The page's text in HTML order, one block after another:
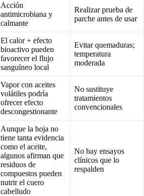
Acción
antimicrobiana y
calmante
Realizar prueba de
parche antes de usar
El calor + efecto
bioactivo pueden
favorecer el flujo
sanguíneo local
Evitar quemaduras;
temperatura
moderada
Vapor con aceites
volátiles podría
ofrecer efecto
descongestionante
No sustituye
tratamientos
convencionales
Aunque la hoja no
tiene tanta evidencia
como el aceite,
algunos afirman que
residuos de
compuestos pueden
nutrir el cuero
cabelludo
No hay ensayos
clínicos que lo
respalden